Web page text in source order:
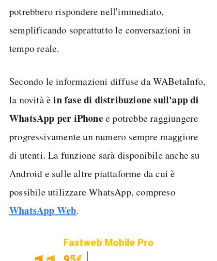
potrebbero rispondere nell'immediato,
semplificando soprattutto le conversazioni in
tempo reale.
Secondo le informazioni diffuse da WABetaInfo,
la novità èin fase di distribuzione sull'app di
WhatsApp per iPhonee potrebbe raggiungere
progressivamente un numero sempre maggiore
di utenti. La funzione sarà disponibile anche su
Android e sulle altre piattaforme da cui è
possibile utilizzare WhatsApp, compreso
WhatsApp Web.
Fastweb Mobile Pro